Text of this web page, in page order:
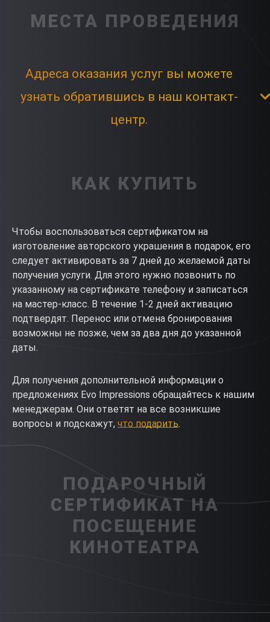
МЕСТА ПРОВЕДЕНИЯ
Адреса оказания услуг вы можете
узнать обратившись в наш контакт-
центр.
КАК КУПИТЬ
Чтобы воспользоваться сертификатом на
изготовление авторского украшения в подарок, его
следует активировать за 7 дней до желаемой даты
получения услуги. Для этого нужно позвонить по
указанному на сертификате телефону и записаться
на мастер-класс. В течение 1-2 дней активацию
подтвердят. Перенос или отмена бронирования
возможны не позже, чем за два дня до указанной
даты.
Для получения дополнительной информации о
предложениях Evo Impressions обращайтесь к нашим
менеджерам. Они ответят на все возникшие
вопросы и подскажут, что подарить.
ПОДАРОЧНЫЙ
СЕРТИФИКАТ НА
ПОСЕЩЕНИЕ
КИНОТЕАТРА